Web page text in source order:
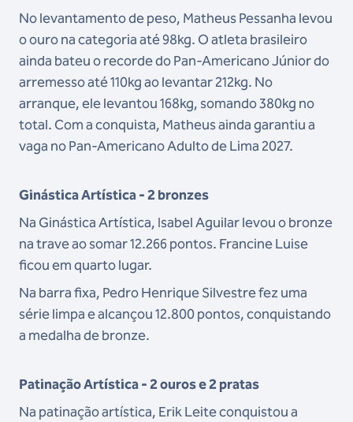
No levantamento de peso, Matheus Pessanha levou
o ouro na categoria até 98kg. O atleta brasileiro
ainda bateu o recorde do Pan-Americano Júnior do
arremesso até 110kg ao levantar 212kg. No
arranque, ele levantou 168kg, somando 380kg no
total. Com a conquista, Matheus ainda garantiu a
vaga no Pan-Americano Adulto de Lima 2027.
Ginástica Artística - 2 bronzes
Na Ginástica Artística, Isabel Aguilar levou o bronze
na trave ao somar 12.266 pontos. Francine Luise
ficou em quarto lugar.
Na barra fixa, Pedro Henrique Silvestre fez uma
série limpa e alcançou 12.800 pontos, conquistando
a medalha de bronze.
Patinação Artística - 2 ouros e 2 pratas
Na patinação artística, Erik Leite conquistou a